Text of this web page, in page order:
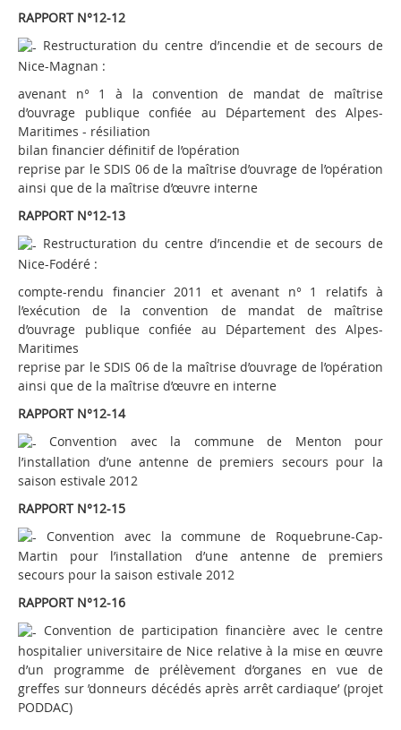
RAPPORT N°12-12
Restructuration du centre d’incendie et de secours de
Nice-Magnan :
avenant n° 1 à la convention de mandat de maîtrise
d’ouvrage publique confiée au Département des Alpes-
Maritimes - résiliation
bilan financier définitif de l’opération
reprise par le SDIS 06 de la maîtrise d’ouvrage de l’opération
ainsi que de la maîtrise d’œuvre interne
RAPPORT N°12-13
Restructuration du centre d’incendie et de secours de
Nice-Fodéré :
compte-rendu financier 2011 et avenant n° 1 relatifs à
l’exécution de la convention de mandat de maîtrise
d’ouvrage publique confiée au Département des Alpes-
Maritimes
reprise par le SDIS 06 de la maîtrise d’ouvrage de l’opération
ainsi que de la maîtrise d’œuvre en interne
RAPPORT N°12-14
Convention avec la commune de Menton pour
l’installation d’une antenne de premiers secours pour la
saison estivale 2012
RAPPORT N°12-15
Convention avec la commune de Roquebrune-Cap-
Martin pour l’installation d’une antenne de premiers
secours pour la saison estivale 2012
RAPPORT N°12-16
Convention de participation financière avec le centre
hospitalier universitaire de Nice relative à la mise en œuvre
d’un programme de prélèvement d’organes en vue de
greffes sur ’donneurs décédés après arrêt cardiaque’ (projet
PODDAC)